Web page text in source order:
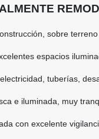
sobre terreno
espacios
tuberías,
e iluminada, muy
con excelente